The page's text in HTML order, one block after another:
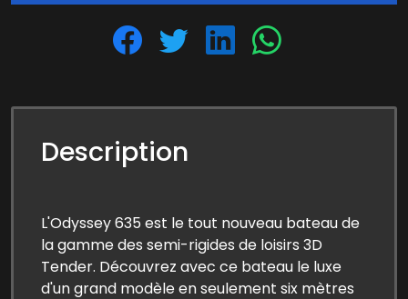
Description
L'Odyssey 635 est le tout nouveau bateau de
la gamme des semi-rigides de loisirs 3D
Tender. Découvrez avec ce bateau le luxe
d'un grand modèle en seulement six mètres